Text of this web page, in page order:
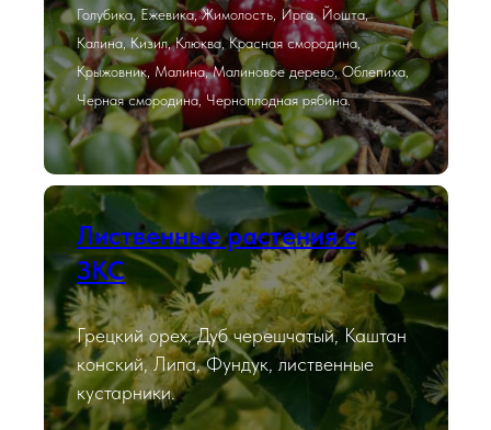
Голубика, Ежевика, Жимолость, Ирга, Йошта,
Калина, Кизил, Клюква, Красная смородина,
Крыжовник, Малина, Малиновое дерево, Облепиха,
Черная смородина, Черноплодная рябина.
Лиственные растения с
ЗКС
Грецкий орех, Дуб черешчатый, Каштан
конский, Липа, Фундук, лиственные
кустарники.